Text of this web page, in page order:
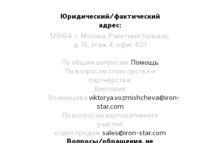
Юридический/фактический
адрес:
129164, г. Москва, Ракетный бульвар,
д. 16, этаж 4, офис 401
По общим вопросам: Помощь
По вопросам спонсорства и
партнерства:
Виктория
Возмищева viktorya.vozmishcheva@iron-
star.com
По вопросам корпоративного
участия:
отдел продаж sales@iron-star.com